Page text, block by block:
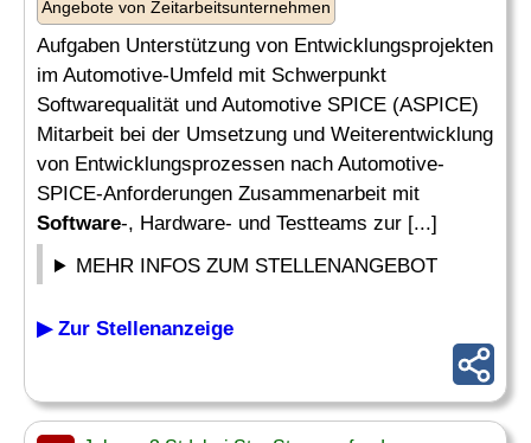
Angebote von Zeitarbeitsunternehmen
Aufgaben Unterstützung von Entwicklungsprojekten
im Automotive-Umfeld mit Schwerpunkt
Softwarequalität und Automotive SPICE (ASPICE)
Mitarbeit bei der Umsetzung und Weiterentwicklung
von Entwicklungsprozessen nach Automotive-
SPICE-Anforderungen Zusammenarbeit mit
Software-, Hardware- und Testteams zur [...]
MEHR INFOS ZUM STELLENANGEBOT
▶ Zur Stellenanzeige